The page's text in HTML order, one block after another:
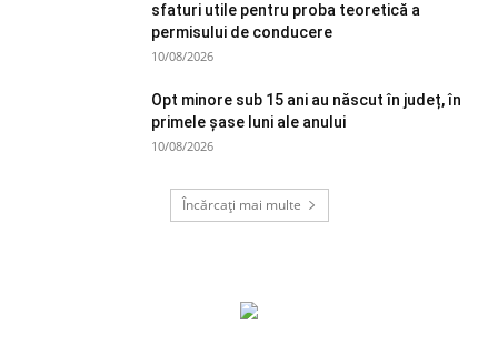
sfaturi utile pentru proba teoretică a
permisului de conducere
10/08/2026
Opt minore sub 15 ani au născut în județ, în
primele şase luni ale anului
10/08/2026
Încărcați mai multe